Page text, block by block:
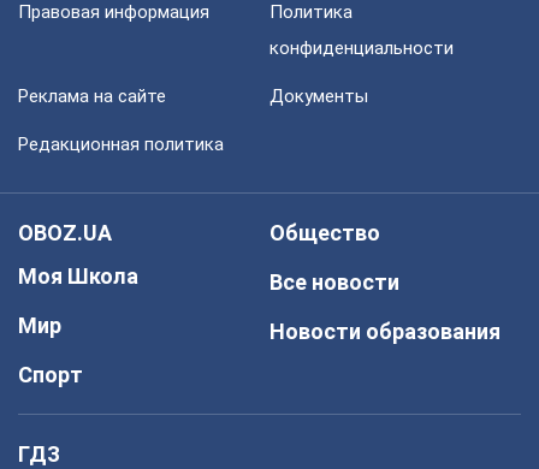
Правовая информация
Политика
конфиденциальности
Реклама на сайте Документы
Редакционная политика
OBOZ.UA
Моя Школа
Мир
Спорт
Общество
Все новости
Новости образования
ГДЗ